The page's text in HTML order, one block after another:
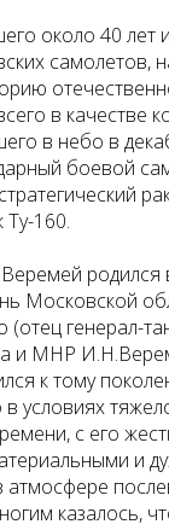
около 40 лет
самолетов,
в качестве
в небо в
боевой
160.
родился
Московской
генерал-
и МНР
к тому
условиях
с его
и
атмосфере
казалось,